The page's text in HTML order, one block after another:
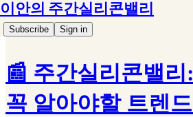
이안의 주간실리콘밸리
Subscribe Sign in
📰 주간실리콘밸
꼭 알아야할 트렌